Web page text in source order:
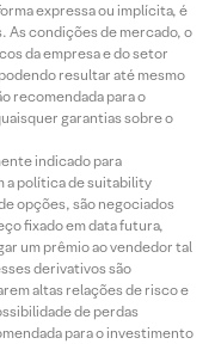
expressa ou implícita, é
As condições de mercado, o
da empresa e do setor
resultar até mesmo
recomendada para o
garantias sobre o
indicado para
a política de suitability
opções, são negociados
fixado em data futura,
um prêmio ao vendedor tal
derivativos são
altas relações de risco e
de perdas
para o investimento